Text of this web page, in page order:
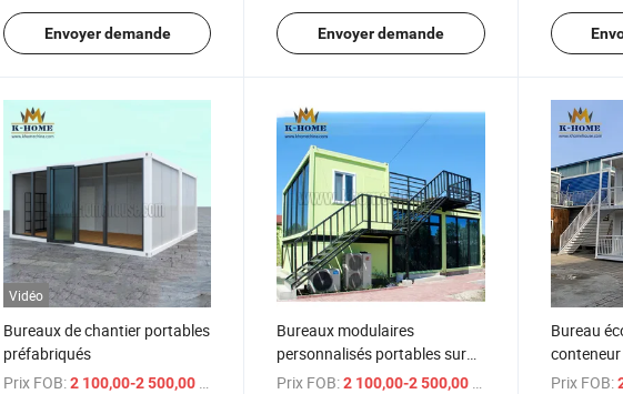
Envoyer demande Envoyer demande
Vidéo
Bureaux de chantier portables
préfabriqués
Prix FOB:2 100,00-2 500,00 $US
Bureaux modulaires
personnalisés portables sur
site
Prix FOB: 2 100,00-2 500,00 $US
Bureau
pétrolier
Prix FOB: